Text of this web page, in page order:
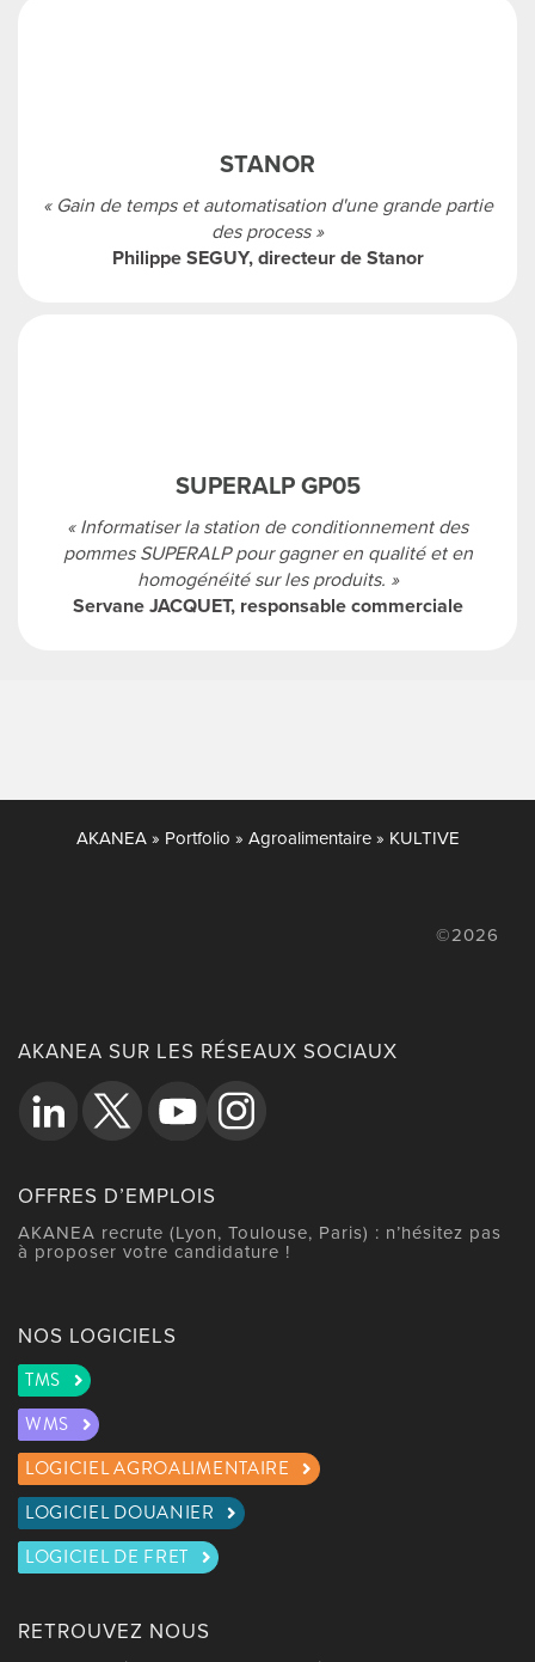
STANOR
« Gain de temps et automatisation d'une grande partie
des process »
Philippe SEGUY, directeur de Stanor
SUPERALP GP05
« Informatiser la station de conditionnement des
pommes SUPERALP pour gagner en qualité et en
homogénéité sur les produits. »
Servane JACQUET, responsable commerciale
AKANEA» Portfolio » Agroalimentaire» KULTIVE
©2026
AKANEA SUR LES RÉSEAUX SOCIAUX
OFFRES D’EMPLOIS
AKANEA recrute (Lyon, Toulouse, Paris) : n’hésitez pas
à proposer votre candidature !
NOS LOGICIELS
TMS
WMS
LOGICIEL AGROALIMENTAIRE
LOGICIEL DOUANIER
LOGICIEL DE FRET
RETROUVEZ NOUS